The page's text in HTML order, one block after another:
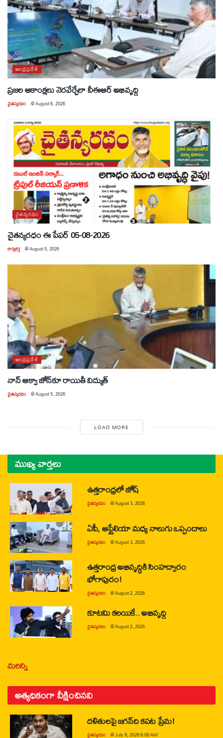
ఆంధ్రప్రదేశ్
ప్రజల ఆకాంక్షలు నెరవేర్చేలా వీఈఆర్ అభివృద్ధి
చైతన్యరధం @August 6, 2026
చైతన్యరధం
చైతన్యరధం ఈ పేపర్ 05-08-2026
కార్యకర్త @August 5, 2026
ఆంధ్రప్రదేశ్
నాన్ ఆక్వా జోన్‌కూ రాయితీ విద్యుత్
చైతన్యరధం @August 5, 2026
LOAD MORE
ముఖ్య వార్తలు
ఉత్తరాంధ్రలో జోష్
చైతన్యరధం @August 3, 2026
ఏపీ, ఆస్ట్రేలియా మధ్య నాలుగు ఒప్పందాలు
చైతన్యరధం @August 3, 2026
ఉత్తరాంధ్ర అభివృద్ధికి సింహద్వారం
భోగాపురం!
చైతన్యరధం @August 2, 2026
కూటమి కలయికే.. అభివృద్ధి
చైతన్యరధం @August 2, 2026
మరిన్ని
అత్యధికంగా వీక్షించినవి
దళితులపై జగన్‌ది కపట ప్రేమ!
చైతన్యరధం @July 9, 2026 6:00 AM